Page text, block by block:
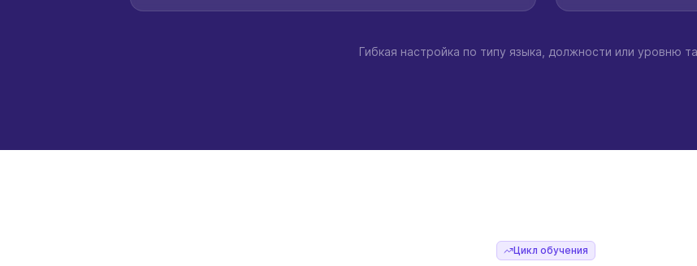
Гибкая настройка по типу языка, должности или уровню
Цикл обучения